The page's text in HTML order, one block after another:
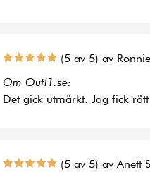
(5 av 5) av
Om Outl1.se:
Det gick utmärkt. Jag fick
(5 av 5) av Anett